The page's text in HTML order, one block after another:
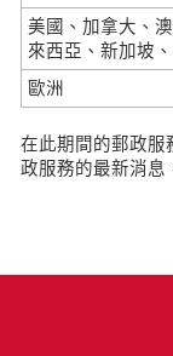
美國、加拿大、
來西亞、新加坡
歐洲
在此期間的郵政服
政服務的最新消息